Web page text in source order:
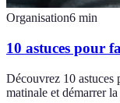
Organisation6 min
10 astuces pour
Découvrez 10 astuces
matinale et démarrer